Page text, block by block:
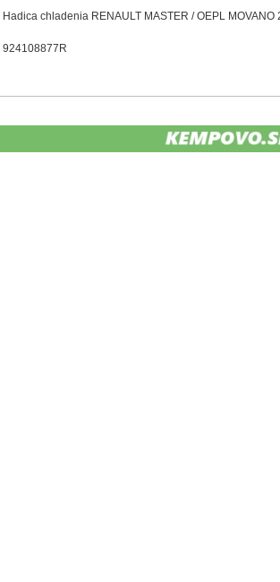
Hadica chladenia RENAULT MASTER / OEPL MOVANO
924108877R